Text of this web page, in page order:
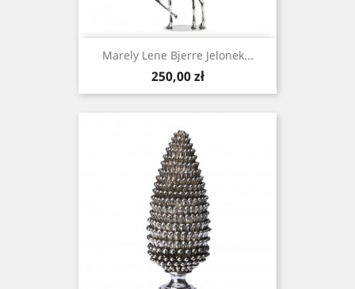
Marely Lene Bjerre Jelonek...
Cena
250,00 zł